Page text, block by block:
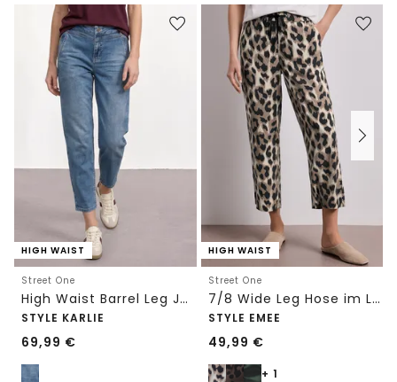
HIGH WAIST
Street One
High Waist Barrel Leg Jeans im Loose Fit
STYLE KARLIE
69,99 €
HIGH WAIST
Street One
7/8 Wide Leg Hose im Loose Fit mit Print
STYLE EMEE
49,99 €
+ 1